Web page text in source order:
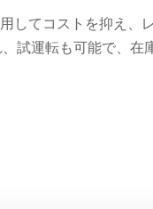
てコストを抑え、
試運転も可能で、在